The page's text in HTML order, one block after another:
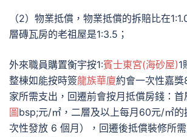
（2）物業抵償，物業抵償的拆賠比在
層磚瓦房的老祖屋是1:3.5；
外來職員購置衡宇按1:賓士東宮(海砂屋)1
整棟如能按時簽龍族華廈約會一次性嘉
家所需支出，回遷前會按月抵償房錢：
圖bsp;元/㎡，二層及以上每月60元/㎡的
次性發放 6 個月），回遷後抵償裝修所需